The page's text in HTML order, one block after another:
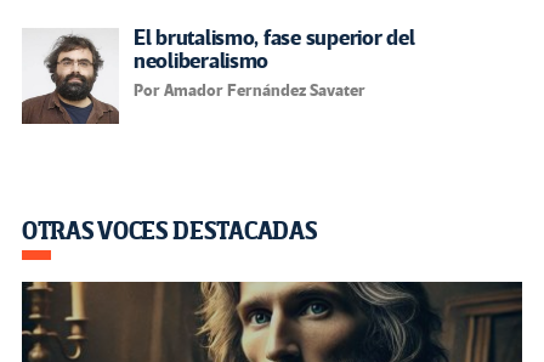
El brutalismo, fase superior del
neoliberalismo
Por Amador Fernández Savater
OTRAS VOCES DESTACADAS